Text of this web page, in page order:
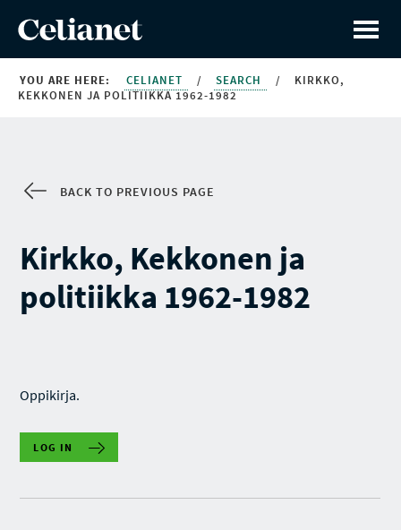
YOU ARE HERE: CELIANET / SEARCH /
KIRKKO,
KEKKONEN JA POLITIIKKA 1962-1982
BACK TO PREVIOUS PAGE
Kirkko, Kekkonen ja
politiikka 1962-1982
Oppikirja.
LOG IN